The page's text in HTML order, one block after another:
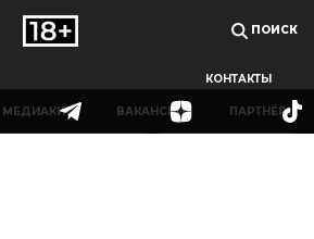
или не использовать сайт wfc.tv
СОГЛАСЕН
ПОИСК
КОНТАКТЫ
МЕДИАКИТ ВАКАНСИИ ПАРТНЁРЫ